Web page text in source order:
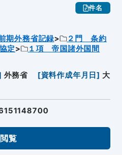
件名
期外務省記録
２門 条約
定
１項 帝国諸外国間
外務省 [資料作成年月日] 大
閲覧